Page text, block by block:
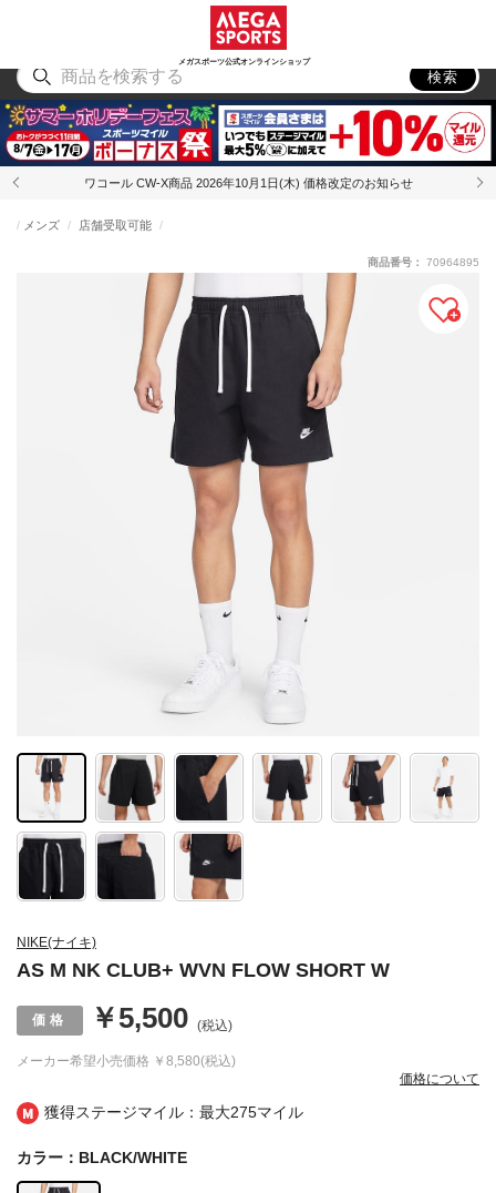
メガスポーツ公式オンラインショップ
アウトドア
検索
ワコール CW-X商品 2026年10月1日(木) 価格改定のお知らせ
獲得ステージマイル：最大275マイル
NIKE(ナイキ)
AS M NK CLUB+ WVN FLOW SHORT W
メンズ 店舗受取可能
メーカー希望小売価格 ￥8,580(税込)
￥5,500 (税込)
価格について
商品番号： 70964895
カラー：BLACK/WHITE